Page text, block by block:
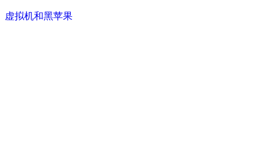
虚拟机和黑苹果